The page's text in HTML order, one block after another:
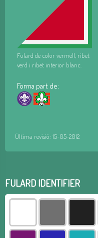
Fulard de color vermell, ribet
verd i ribet interior blanc.
Forma part de:
Última revisió: 15-05-2012
FULARD IDENTIFIER